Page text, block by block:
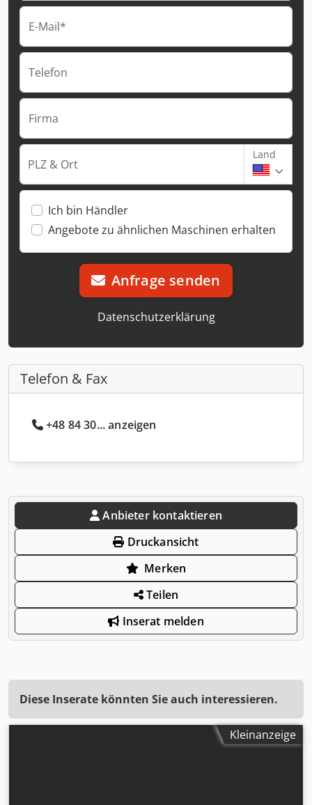
E-Mail*
Telefon
Firma
PLZ & Ort
Land
Ich bin Händler
Angebote zu ähnlichen Maschinen erhalten
Anfrage senden
Datenschutzerklärung
Telefon & Fax
+48 84 30... anzeigen
Anbieter kontaktieren
Druckansicht
Merken
Teilen
Inserat melden
Diese Inserate könnten Sie auch interessieren.
Kleinanzeige